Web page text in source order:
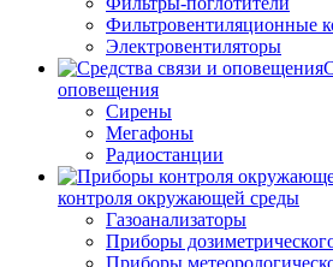
Фильтровентиляционные
Электровентиляторы
оповещения
Сирены
Мегафоны
Радиостанции
контроля окружающей среды
Газоанализаторы
Приборы
Приборы